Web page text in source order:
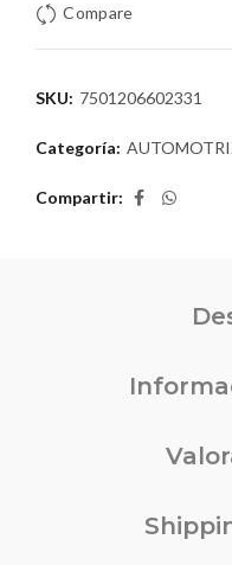
Compare
SKU: 7501206602331
Categoría:
Compartir